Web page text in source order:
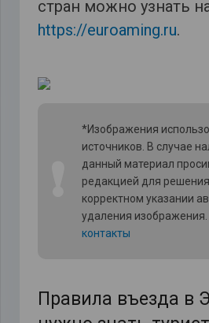
стран можно узнать
https://euroaming.ru.
*Изображения
источников. В случае
данный материал
редакцией для
корректном указании
удаления изображения.
контакты
Правила въезда в